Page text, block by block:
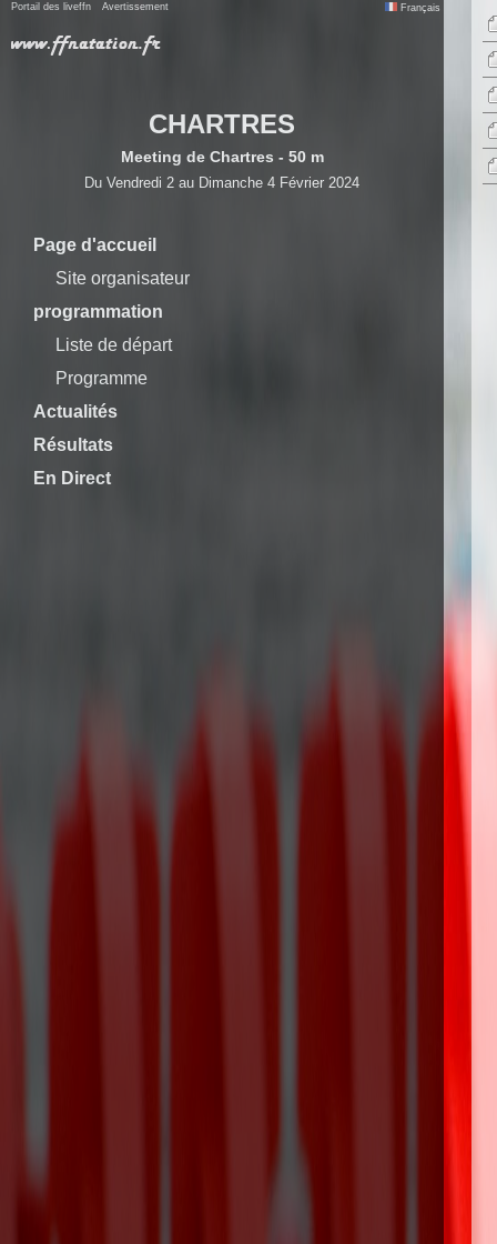
Portail des liveffn Avertissement Français
CHARTRES
Meeting de Chartres - 50 m
Du Vendredi 2 au Dimanche 4 Février 2024
Page d'accueil
Site organisateur
programmation
Liste de départ
Programme
Actualités
Résultats
En Direct